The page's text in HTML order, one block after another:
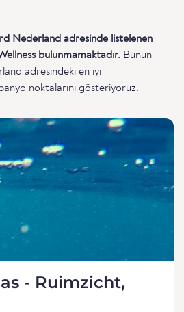
Nederland adresinde listelenen
bulunmamaktadır. Bunun
adresindeki en iyi
noktalarını gösteriyoruz.
- Ruimzicht,